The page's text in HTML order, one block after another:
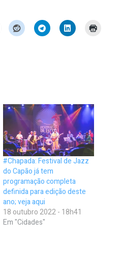
#Chapada: Festival de Jazz
do Capão já tem
programação completa
definida para edição deste
ano; veja aqui
18 outubro 2022 - 18h41
Em "Cidades"